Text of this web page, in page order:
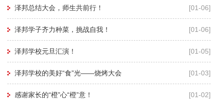
泽邦总结大会，师生共前行！ [01-06]
泽邦学子齐力种菜，挑战自我！ [01-06]
泽邦学校元旦汇演！ [01-05]
泽邦学校的美好“食”光——烧烤大会 [01-03]
感谢家长的“橙”心“橙”意！ [01-02]